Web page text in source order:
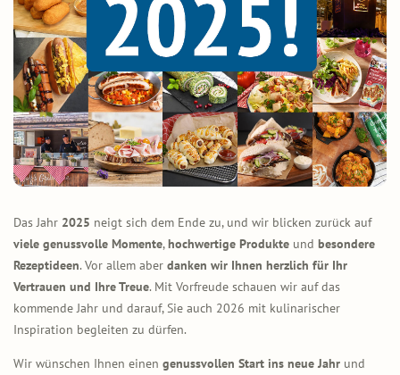
Das Jahr 2025 neigt sich dem Ende zu, und wir blicken zurück auf
viele genussvolle Momente,hochwertige Produkte und besondere
Rezeptideen. Vor allem aber danken wir Ihnen herzlich für Ihr
Vertrauen und Ihre Treue. Mit Vorfreude schauen wir auf das
kommende Jahr und darauf, Sie auch 2026 mit kulinarischer
Inspiration begleiten zu dürfen.
Wir wünschen Ihnen einen genussvollen Start ins neue Jahr und